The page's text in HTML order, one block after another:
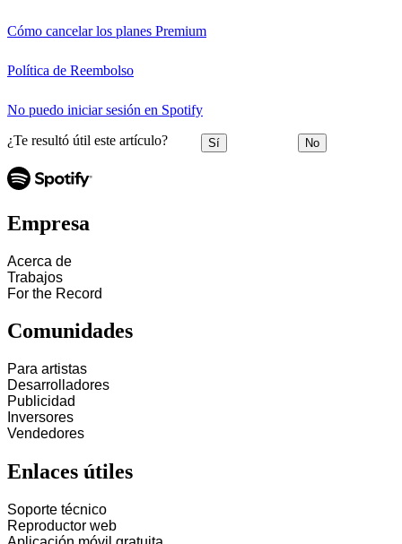
Cómo cancelar los planes Premium
Política de Reembolso
No puedo iniciar sesión en Spotify
¿Te resultó útil este artículo? Sí No
Empresa
Acerca de
Trabajos
For the Record
Comunidades
Para artistas
Desarrolladores
Publicidad
Inversores
Vendedores
Enlaces útiles
Soporte técnico
Reproductor web